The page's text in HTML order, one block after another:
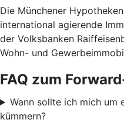
Die Münchener
international agierende
der Volksbanken
Wohn- und
FAQ zum
Wann sollte ich mich um
kümmern?